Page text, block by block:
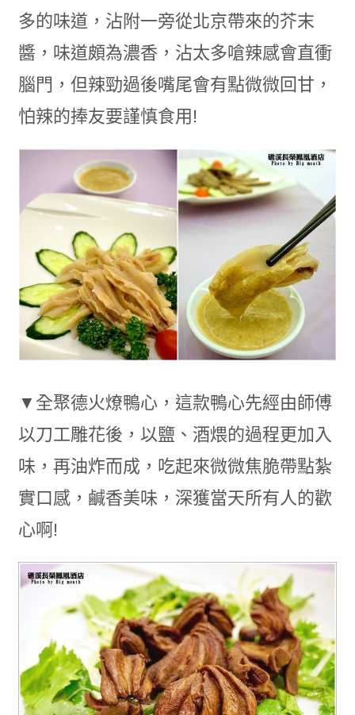
多的味道，沾附一旁從北京帶來的芥末
醬，味道頗為濃香，沾太多嗆辣感會直衝
腦門，但辣勁過後嘴尾會有點微微回甘，
怕辣的捧友要謹慎食用!
▼全聚德火燎鴨心，這款鴨心先經由師傅
以刀工雕花後，以鹽、酒煨的過程更加入
味，再油炸而成，吃起來微微焦脆帶點紮
實口感，鹹香美味，深獲當天所有人的歡
心啊!